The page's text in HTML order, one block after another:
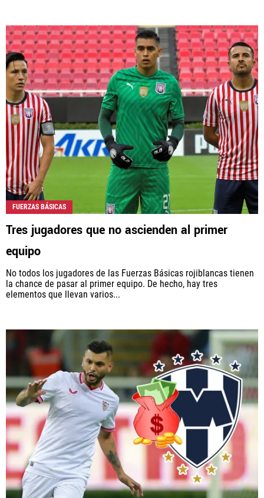
FUERZAS BÁSICAS
Tres jugadores que no ascienden al primer
equipo
No todos los jugadores de las Fuerzas Básicas rojiblancas tienen
la chance de pasar al primer equipo. De hecho, hay tres
elementos que llevan varios...